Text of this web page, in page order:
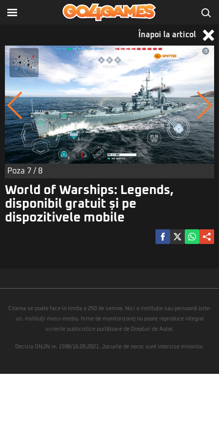
Înapoi la articol
Poza 7 / 8
World of Warships: Legends,
disponibil gratuit și pe
dispozitivele mobile
Citarea se poate face în limita a 250 de semne. Nici o instituţie sau persoană (site-
uri, instituţii mass-media, firme de monitorizare) nu poate reproduce integral
scrierile publicistice purtătoare de Drepturi de Autor.
Decizia ONJN nr. 1598/16.09.2021. Jocurile de noroc sunt interzise minorilor.